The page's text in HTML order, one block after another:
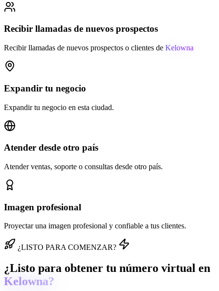
Recibir llamadas de nuevos prospectos
Recibir llamadas de nuevos prospectos o clientes de Kelowna
Expandir tu negocio
Expandir tu negocio en esta ciudad.
Atender desde otro país
Atender ventas, soporte o consultas desde otro país.
Imagen profesional
Proyectar una imagen profesional y confiable a tus clientes.
¿LISTO PARA COMENZAR?
¿Listo para obtener tu número virtual en
Kelowna?